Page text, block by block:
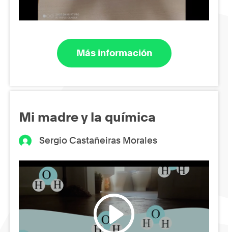
Más información
Mi madre y la química
Sergio Castañeiras Morales